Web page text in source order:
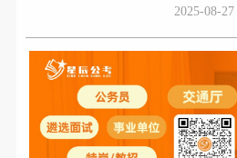
2025-08-27